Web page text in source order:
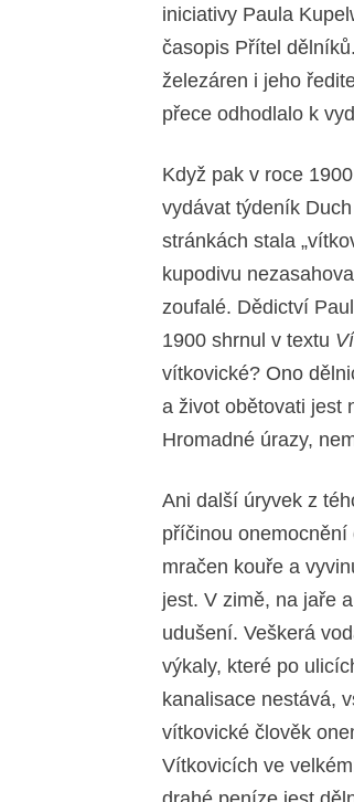
iniciativy Paula
časopis Přítel
železáren i jeho
přece odhodlalo k
Když pak v roce
vydávat týdeník
stránkách stala
kupodivu
zoufalé. Dědictví
1900 shrnul v textu
vítkovické? Ono
a život obětovati jest
Hromadné úrazy,
Ani další úryvek z
příčinou
mračen kouře a
jest. V zimě, na jaře
udušení. Veškerá
výkaly, které po
kanalisace nestává,
vítkovické člověk
Vítkovicích ve